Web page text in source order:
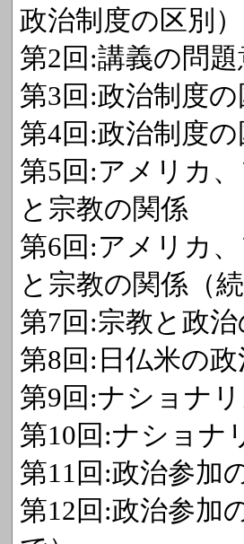
政治制度の区別）
第2回:講義の問
第3回:政治制度
第4回:政治制度
第5回:アメリカ
と宗教の関係
第6回:アメリカ
と宗教の関係（
第7回:宗教と政
第8回:日仏米の
第9回:ナショナ
第10回:ナショナ
第11回:政治参加
第12回:政治参加